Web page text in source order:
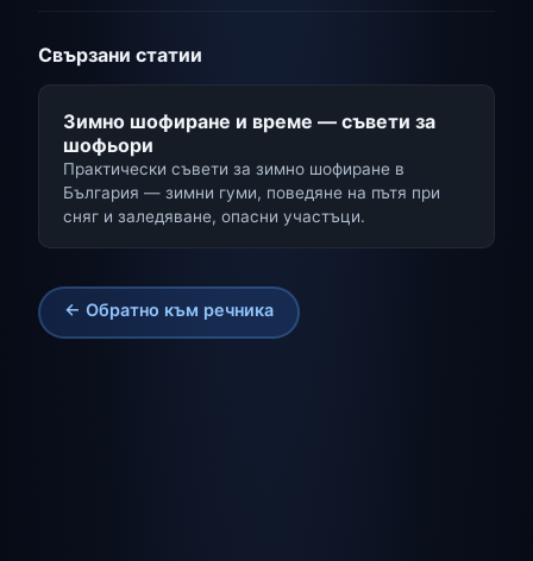
Свързани статии
Зимно шофиране и време — съвети за
шофьори
Практически съвети за зимно шофиране в
България — зимни гуми, поведяне на пътя при
сняг и заледяване, опасни участъци.
← Обратно към речника